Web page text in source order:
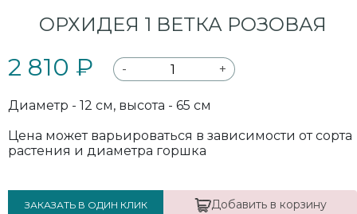
ОРХИДЕЯ 1 ВЕТКА РОЗОВАЯ
2 810 ₽ - +
Диаметр - 12 см, высота - 65 см
Цена может варьироваться в зависимости от сорта
растения и диаметра горшка
ЗАКАЗАТЬ В ОДИН КЛИК Добавить в корзину